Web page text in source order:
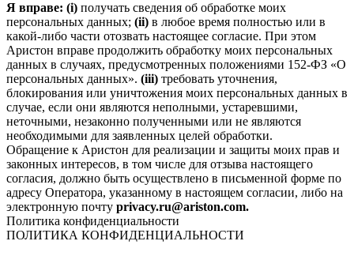
Я вправе: (i) получать сведения об обработке моих
персональных данных; (ii) в любое время полностью или в
какой-либо части отозвать настоящее согласие. При этом
Аристон вправе продолжить обработку моих персональных
данных в случаях, предусмотренных положениями 152-ФЗ «О
персональных данных». (iii) требовать уточнения,
блокирования или уничтожения моих персональных данных в
случае, если они являются неполными, устаревшими,
неточными, незаконно полученными или не являются
необходимыми для заявленных целей обработки.
Обращение к Аристон для реализации и защиты моих прав и
законных интересов, в том числе для отзыва настоящего
согласия, должно быть осуществлено в письменной форме по
адресу Оператора, указанному в настоящем согласии, либо на
электронную почту privacy.ru@ariston.com.
Политика конфиденциальности
ПОЛИТИКА КОНФИДЕНЦИАЛЬНОСТИ